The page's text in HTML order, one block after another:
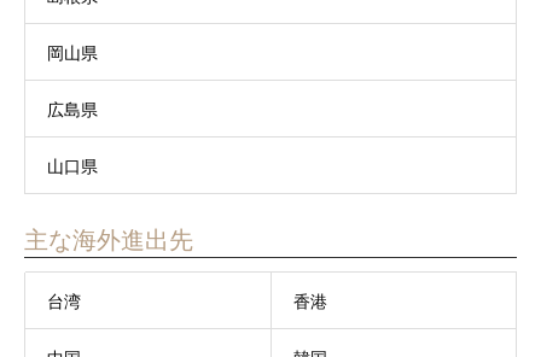
岡山県
広島県
山口県
主な海外進出先
台湾 香港